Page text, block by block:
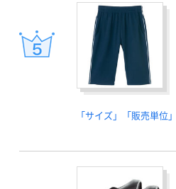
「サイズ」「販売単位」